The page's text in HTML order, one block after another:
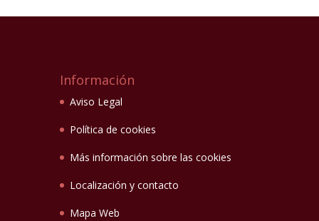
Información
Aviso Legal
Política de cookies
Más información sobre las cookies
Localización y contacto
Mapa Web